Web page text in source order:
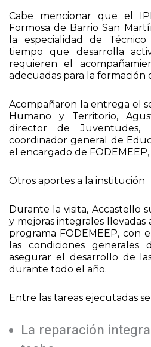
Cabe mencionar que el
Formosa de Barrio San
la especialidad de
tiempo que desarrolla
requieren el
adecuadas para la formación
Acompañaron la entrega el
Humano y Territorio,
director de Juventudes,
coordinador general de
el encargado de FODEMEEP,
Otros aportes a la institución
Durante la visita, Accastello
y mejoras integrales llevadas
programa FODEMEEP, con
las condiciones generales
asegurar el desarrollo de
durante todo el año.
Entre las tareas ejecutadas
La reparación